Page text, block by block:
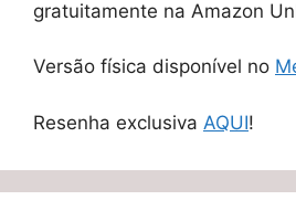
gratuitamente na Amazon
Versão física disponível no
Resenha exclusiva AQUI!